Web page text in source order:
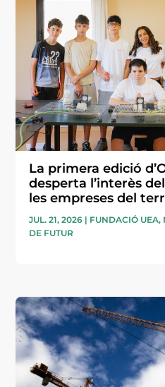
La primera edició
desperta l’interès
les empreses del
JUL. 21, 2026 | FUNDACIÓ UEA,
DE FUTUR